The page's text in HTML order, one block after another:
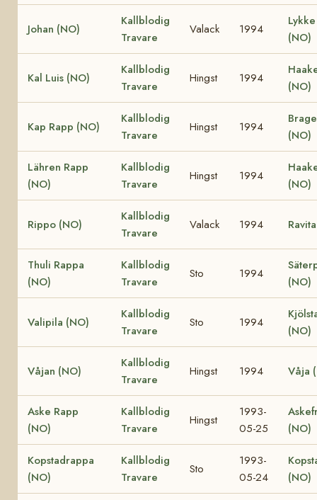
Johan (NO)
Kallblodig
Travare
Valack 1994
(NO)
Kal Luis (NO)
Kallblodig
Travare
Hingst 1994
(NO)
Kap Rapp (NO)
Kallblodig
Travare
Hingst 1994
(NO)
Lähren Rapp
(NO)
Kallblodig
Travare
Hingst 1994
(NO)
Rippo (NO)
Kallblodig
Travare
Valack 1994
Thuli Rappa
(NO)
Kallblodig
Travare
Sto 1994
(NO)
Valipila (NO)
Kallblodig
Travare
Sto 1994
(NO)
Våjan (NO)
Kallblodig
Travare
Hingst 1994 Våja
Aske Rapp
(NO)
Kallblodig
Travare
Hingst
1993-
05-25
(NO)
Kopstadrappa
(NO)
Kallblodig
Travare
Sto
1993-
05-24
(NO)